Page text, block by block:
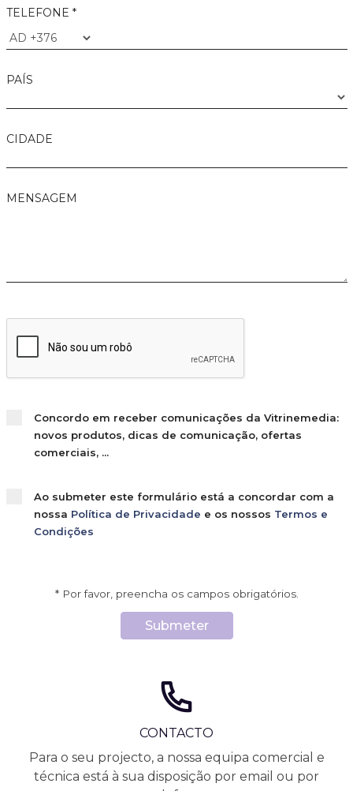
TELEFONE *
PAÍS
CIDADE
MENSAGEM
Concordo em receber comunicações da Vitrinemedia:
novos produtos, dicas de comunicação, ofertas
comerciais, ...
Ao submeter este formulário está a concordar com a
nossa Política de Privacidade e os nossos Termos e
Condições
* Por favor, preencha os campos obrigatórios.
Submeter
CONTACTO
Para o seu projecto, a nossa equipa comercial e
técnica está à sua disposição por email ou por